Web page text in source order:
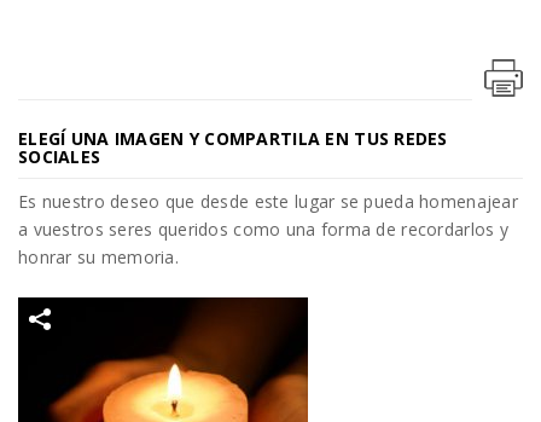
ELEGÍ UNA IMAGEN Y COMPARTILA EN TUS REDES
SOCIALES
Es nuestro deseo que desde este lugar se pueda homenajear
a vuestros seres queridos como una forma de recordarlos y
honrar su memoria.